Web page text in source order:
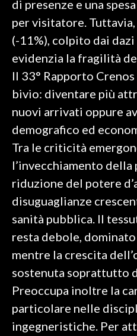
MOTORI
TENNIS
ALTRI SPORT
SPETTACOLI
SALUTE
SARDEGNA TURISMO
SARDI NEL MONDO
#CARAUNIONE
3 MINUTI CON
di presenze e una
per visitatore.
(-11%), colpito dai
evidenzia la fragilità
Il 33° Rapporto Crenos
bivio: diventare più
nuovi arrivati oppure
demografico ed
Tra le criticità
l’invecchiamento della
riduzione del potere
disuguaglianze
sanità pubblica. Il
resta debole,
mentre la crescita
sostenuta soprattutto
Preoccupa inoltre la
particolare nelle
ingegneristiche. Per